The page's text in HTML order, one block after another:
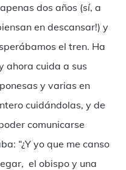
dos años (sí, a
en descansar!) y
el tren. Ha
ahora cuida a sus
y varias en
cuidándolas, y de
comunicarse
“¿Y yo que me canso
el obispo y una